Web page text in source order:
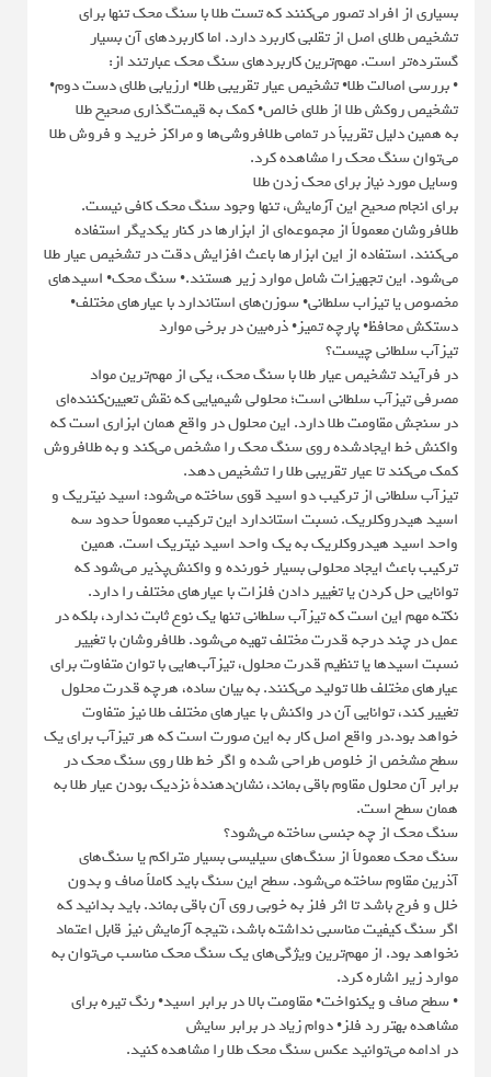
بسیاری از افراد تصور می‌کنند که تست طلا با سنگ محک تنها برای
تشخیص طلای اصل از تقلبی کاربرد دارد. اما کاربردهای آن بسیار
گسترده‌تر است. مهم‌ترین کاربردهای سنگ محک عبارتند از:
• بررسی اصالت طلا• تشخیص عیار تقریبی طلا• ارزیابی طلای دست دوم•
تشخیص روکش طلا از طلای خالص• کمک به قیمت‌گذاری صحیح طلا
به همین دلیل تقریباً در تمامی طلافروشی‌ها و مراکز خرید و فروش طلا
می‌توان سنگ محک را مشاهده کرد.
وسایل مورد نیاز برای محک زدن طلا
برای انجام صحیح این آزمایش، تنها وجود سنگ محک کافی نیست.
طلافروشان معمولاً از مجموعه‌ای از ابزارها در کنار یکدیگر استفاده
می‌کنند. استفاده از این ابزارها باعث افزایش دقت در تشخیص عیار طلا
می‌شود. این تجهیزات شامل موارد زیر هستند.• سنگ محک• اسیدهای
مخصوص یا تیزاب سلطانی• سوزن‌های استاندارد با عیارهای مختلف•
دستکش محافظ• پارچه تمیز• ذره‌بین در برخی موارد
تیزآب سلطانی چیست؟
در فرآیند تشخیص عیار طلا با سنگ محک، یکی از مهم‌ترین مواد
مصرفی تیزآب سلطانی است؛ محلولی شیمیایی که نقش تعیین‌کننده‌ای
در سنجش مقاومت طلا دارد. این محلول در واقع همان ابزاری است که
واکنش خط ایجادشده روی سنگ محک را مشخص می‌کند و به طلافروش
کمک می‌کند تا عیار تقریبی طلا را تشخیص دهد.
تیزآب سلطانی از ترکیب دو اسید قوی ساخته می‌شود: اسید نیتریک و
اسید هیدروکلریک. نسبت استاندارد این ترکیب معمولاً حدود سه
واحد اسید هیدروکلریک به یک واحد اسید نیتریک است. همین
ترکیب باعث ایجاد محلولی بسیار خورنده و واکنش‌پذیر می‌شود که
توانایی حل کردن یا تغییر دادن فلزات با عیارهای مختلف را دارد.
نکته مهم این است که تیزآب سلطانی تنها یک نوع ثابت ندارد، بلکه در
عمل در چند درجه قدرت مختلف تهیه می‌شود. طلافروشان با تغییر
نسبت اسیدها یا تنظیم قدرت محلول، تیزآب‌هایی با توان متفاوت برای
عیارهای مختلف طلا تولید می‌کنند. به بیان ساده، هرچه قدرت محلول
تغییر کند، توانایی آن در واکنش با عیارهای مختلف طلا نیز متفاوت
خواهد بود.در واقع اصل کار به این صورت است که هر تیزآب برای یک
سطح مشخص از خلوص طراحی شده و اگر خط طلا روی سنگ محک در
برابر آن محلول مقاوم باقی بماند، نشان‌دهندۀ نزدیک بودن عیار طلا به
همان سطح است.
سنگ محک از چه جنسی ساخته می‌شود؟
سنگ محک معمولاً از سنگ‌های سیلیسی بسیار متراکم یا سنگ‌های
آذرین مقاوم ساخته می‌شود. سطح این سنگ باید کاملاً صاف و بدون
خلل و فرج باشد تا اثر فلز به خوبی روی آن باقی بماند. باید بدانید که
اگر سنگ کیفیت مناسبی نداشته باشد، نتیجه آزمایش نیز قابل اعتماد
نخواهد بود. از مهم‌ترین ویژگی‌های یک سنگ محک مناسب می‌توان به
موارد زیر اشاره کرد.
• سطح صاف و یکنواخت• مقاومت بالا در برابر اسید• رنگ تیره برای
مشاهده بهتر رد فلز• دوام زیاد در برابر سایش
در ادامه می‌توانید عکس سنگ محک طلا را مشاهده کنید.